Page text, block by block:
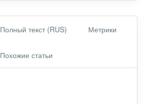
Полный текст (RUS) Метрики
Похожие статьи